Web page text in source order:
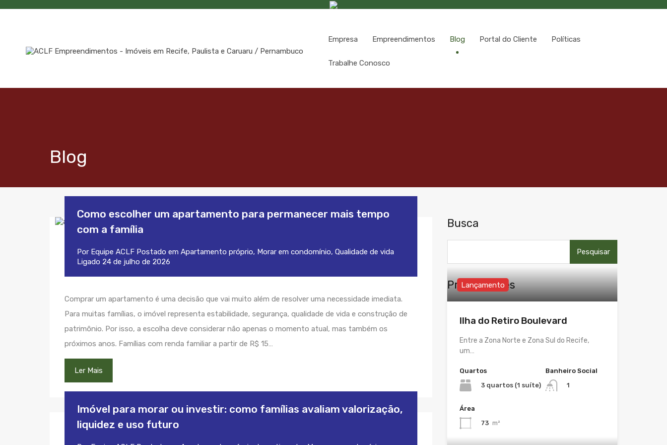
Empresa Empreendimentos Blog Portal do Cliente Políticas
Trabalhe Conosco
Blog
Como escolher um apartamento para permanecer mais tempo
com a família
Por Equipe ACLF Postado em Apartamento próprio, Morar em condomínio, Qualidade de vida
Ligado 24 de julho de 2026
Comprar um apartamento é uma decisão que vai muito além de resolver uma necessidade imediata.
Para muitas famílias, o imóvel representa estabilidade, segurança, qualidade de vida e construção de
patrimônio. Por isso, a escolha deve considerar não apenas o momento atual, mas também os
próximos anos. Famílias com renda familiar a partir de R$ 15…
Ler Mais
Imóvel para morar ou investir: como famílias avaliam valorização,
liquidez e uso futuro
Busca
por:
Propriedades
Lançamento
Ilha do Retiro Boulevard
Entre a Zona Norte e Zona Sul do Recife,
um…
Quartos
3 quartos (1 suíte)
Banheiro Social
1
Área
73 m²